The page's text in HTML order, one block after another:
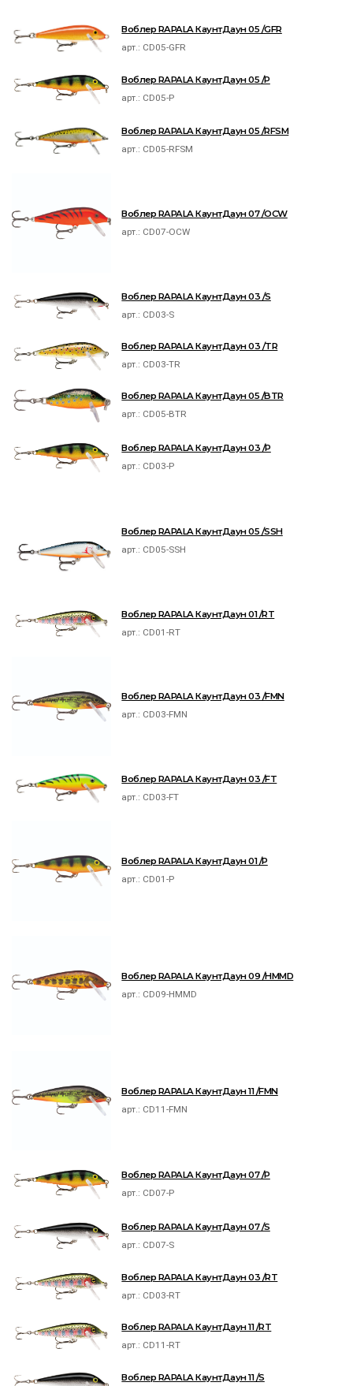
Воблер RAPALA КаунтДаун 05 /GFR
арт.: CD05-GFR
Воблер RAPALA КаунтДаун 05 /P
арт.: CD05-P
Воблер RAPALA КаунтДаун 05 /RFSM
арт.: CD05-RFSM
Воблер RAPALA КаунтДаун 07 /OCW
арт.: CD07-OCW
Воблер RAPALA КаунтДаун 03 /S
арт.: CD03-S
Воблер RAPALA КаунтДаун 03 /TR
арт.: CD03-TR
Воблер RAPALA КаунтДаун 05 /BTR
арт.: CD05-BTR
Воблер RAPALA КаунтДаун 03 /P
арт.: CD03-P
Воблер RAPALA КаунтДаун 05 /SSH
арт.: CD05-SSH
Воблер RAPALA КаунтДаун 01 /RT
арт.: CD01-RT
Воблер RAPALA КаунтДаун 03 /FMN
арт.: CD03-FMN
Воблер RAPALA КаунтДаун 03 /FT
арт.: CD03-FT
Воблер RAPALA КаунтДаун 01 /P
арт.: CD01-P
Воблер RAPALA КаунтДаун 09 /HMMD
арт.: CD09-HMMD
Воблер RAPALA КаунтДаун 11 /FMN
арт.: CD11-FMN
Воблер RAPALA КаунтДаун 07 /P
арт.: CD07-P
Воблер RAPALA КаунтДаун 07 /S
арт.: CD07-S
Воблер RAPALA КаунтДаун 03 /RT
арт.: CD03-RT
Воблер RAPALA КаунтДаун 11 /RT
арт.: CD11-RT
Воблер RAPALA КаунтДаун 11 /S